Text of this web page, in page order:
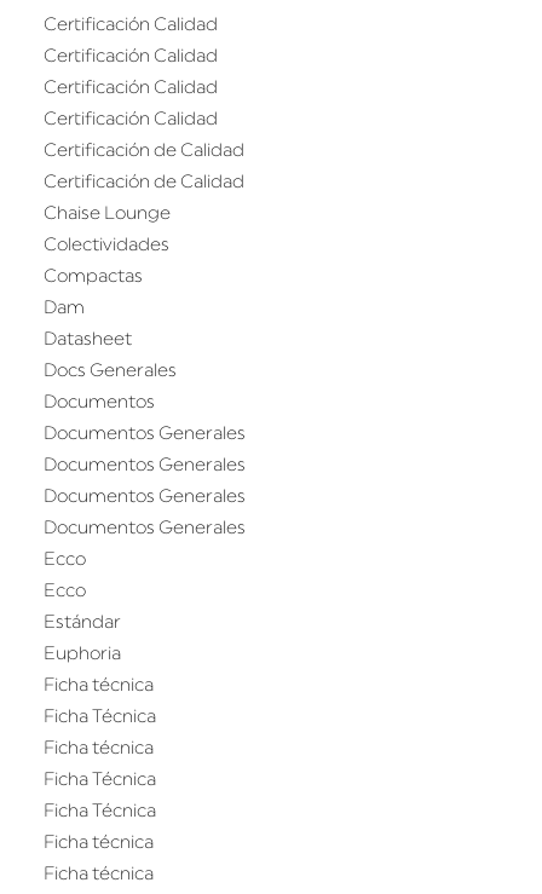
Certificación Calidad
Certificación Calidad
Certificación Calidad
Certificación Calidad
Certificación de Calidad
Certificación de Calidad
Chaise Lounge
Colectividades
Compactas
Dam
Datasheet
Docs Generales
Documentos
Documentos Generales
Documentos Generales
Documentos Generales
Documentos Generales
Ecco
Ecco
Estándar
Euphoria
Ficha técnica
Ficha Técnica
Ficha técnica
Ficha Técnica
Ficha Técnica
Ficha técnica
Ficha técnica